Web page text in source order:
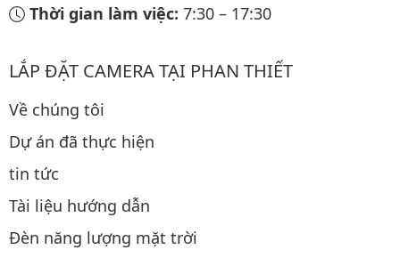
Thời gian làm việc: 7:30 – 17:30
LẮP ĐẶT CAMERA TẠI PHAN THIẾT
Về chúng tôi
Dự án đã thực hiện
tin tức
Tài liệu hướng dẫn
Đèn năng lượng mặt trời